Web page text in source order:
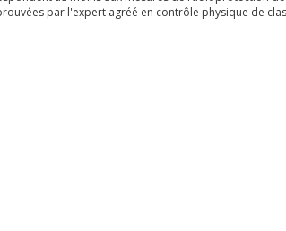
destinés à la tomodensitométrie volumique
conventionnelle